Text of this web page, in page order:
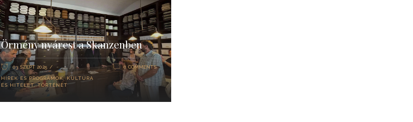
Örmény nyárest a Skanzenben
03 SZEPT 2025
HÍREK ÉS PROGRAMOK, KULTÚRA
ÉS HITÉLET,TÖRTÉNET
0 COMMENTS